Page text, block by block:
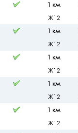
1 км
Ж12
1 км
Ж12
1 км
Ж12
1 км
Ж12
1 км
Ж12